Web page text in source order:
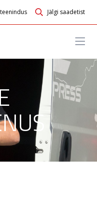
Jälgi saadetist